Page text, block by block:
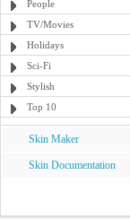
People
TV/Movies
Holidays
Sci-Fi
Stylish
Top 10
Skin Maker
Skin Documentation